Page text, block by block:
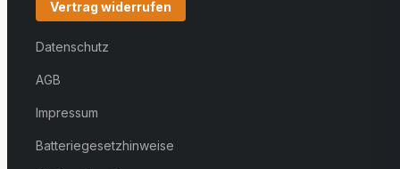
Vertrag widerrufen
Datenschutz
AGB
Impressum
Batteriegesetzhinweise